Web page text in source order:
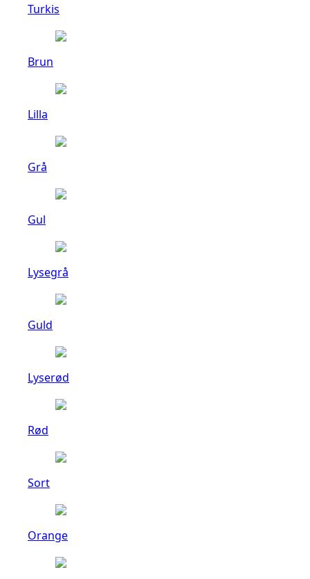
Turkis
Brun
Lilla
Grå
Gul
Lysegrå
Guld
Lyserød
Rød
Sort
Orange